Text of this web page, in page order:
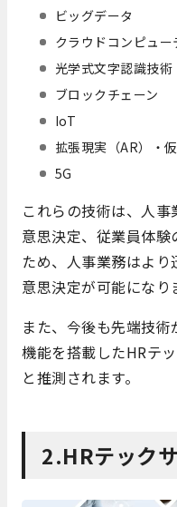
ビッグデータ
クラウドコンピュー
光学式文字認識技術
ブロックチェーン
IoT
拡張現実（AR）・仮
5G
これらの技術は、人
意思決定、従業員体
ため、人事業務はよ
意思決定が可能になり
また、今後も先端技
機能を搭載したHRテ
と推測されます。
2.HRテック